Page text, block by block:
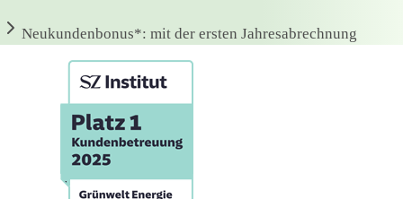
Neukundenbonus*: mit der ersten Jahresabrechnung